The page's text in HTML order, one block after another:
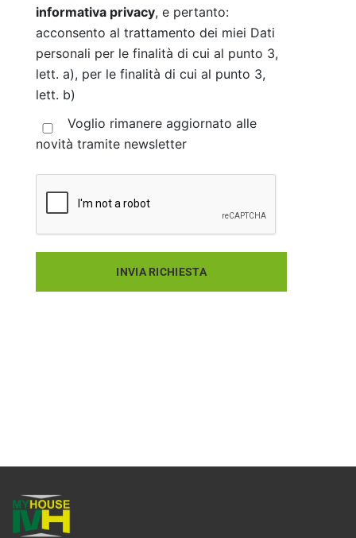
informativa privacy, e pertanto:
acconsento al trattamento dei miei Dati
personali per le finalità di cui al punto 3,
lett. a), per le finalità di cui al punto 3,
lett. b)
Voglio rimanere aggiornato alle
novità tramite newsletter